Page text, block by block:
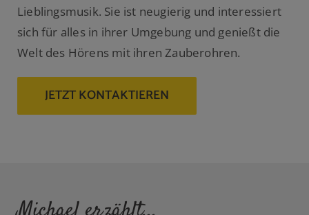
Lieblingsmusik. Sie ist neugierig und interessiert
sich für alles in ihrer Umgebung und genießt die
Welt des Hörens mit ihren Zauberohren.
JETZT KONTAKTIEREN